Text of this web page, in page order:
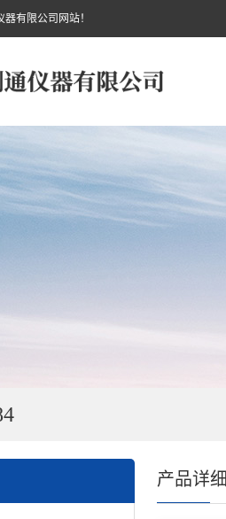
有限公司网站！
产品详